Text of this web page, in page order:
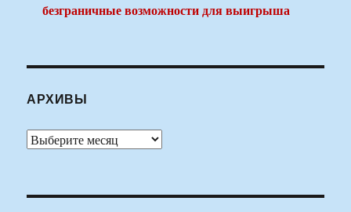
безграничные возможности для выигрыша
АРХИВЫ
Архивы